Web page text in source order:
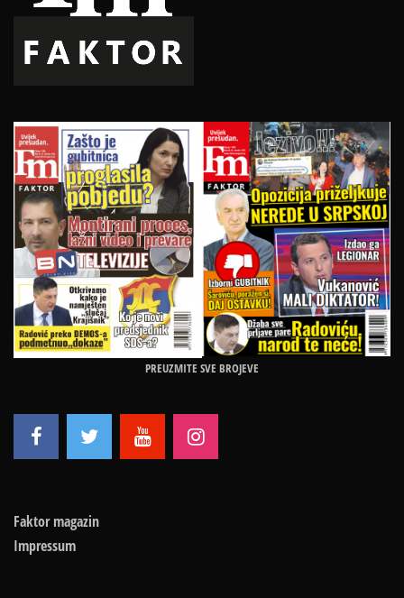
PREUZMITE SVE BROJEVE
Faktor magazin
Impressum